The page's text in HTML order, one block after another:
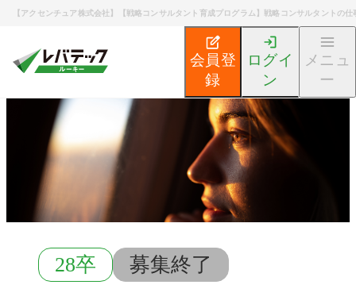
【アクセンチュア株式会社】【戦略コンサルタント育成プログラム】戦略コンサルタントの
会員登
録
ログイ
ン
メニュ
ー
募集検索 【戦略コンサルタ
28卒 募集終了